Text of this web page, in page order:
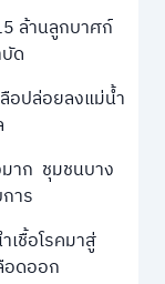
ล้านลูกบาศก์
ด
อปล่อยลงแม่น้ำ
าก ชุมชนบาง
าร
ชื้อโรคมาสู่
อดออก